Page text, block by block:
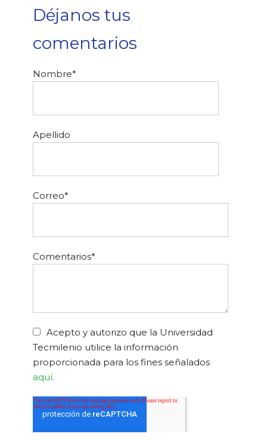
Déjanos tus
comentarios
Nombre*
Apellido
Correo*
Comentarios*
Acepto y autorizo que la Universidad
Tecmilenio utilice la información
proporcionada para los fines señalados
aquí.